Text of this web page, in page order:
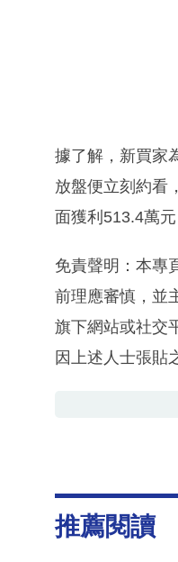
據了解，新買家
放盤便立刻約看
面獲利513.4萬
免責聲明：本專
前理應審慎，並
旗下網站或社交
因上述人士張貼
推薦閱讀